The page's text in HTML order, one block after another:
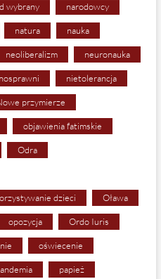
wybrany narodowcy
natura nauka
neoliberalizm neuronauka
nietolerancja
przymierze
objawienia fatimskie
Odra
dzieci Oława
opozycja Ordo Iuris
oświecenie
papież